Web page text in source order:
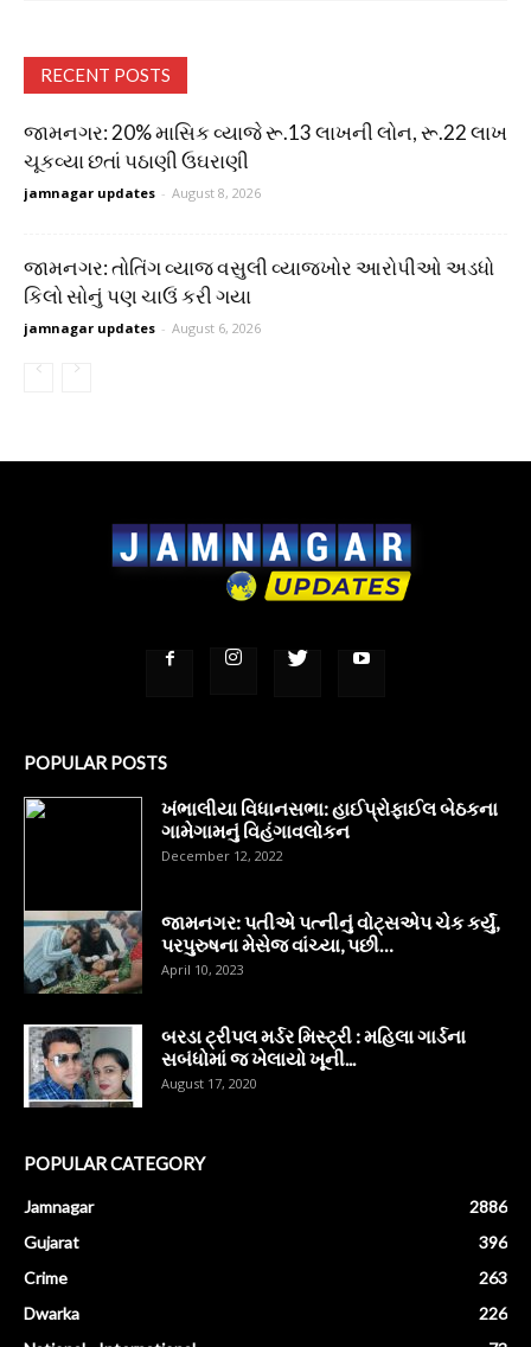
RECENT POSTS
જામનગર: 20% માસિક વ્યાજે રૂ.13 લાખની લોન, રૂ.22 લાખ
ચૂકવ્યા છતાં પઠાણી ઉઘરાણી
jamnagar updates - August 8, 2026
જામનગર: તોતિંગ વ્યાજ વસુલી વ્યાજખોર આરોપીઓ અડધો
કિલો સોનું પણ ચાઉં કરી ગયા
jamnagar updates - August 6, 2026
POPULAR POSTS
ખંભાલીયા વિધાનસભા: હાઈપ્રોફાઈલ બેઠકના
ગામેગામનું વિહંગાવલોકન
December 12, 2022
જામનગર: પતીએ પત્નીનું વોટ્સએપ ચેક કર્યું,
પરપુરુષના મેસેજ વાંચ્યા, પછી…
April 10, 2023
બરડા ટ્રીપલ મર્ડર મિસ્ટ્રી : મહિલા ગાર્ડના
સબંધોમાં જ ખેલાયો ખૂની...
August 17, 2020
POPULAR CATEGORY
Jamnagar
2886
Gujarat
396
Crime
263
Dwarka
226